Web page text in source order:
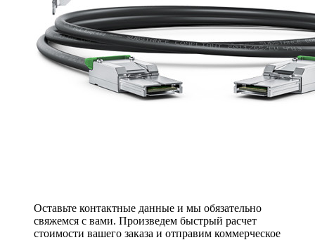
Оставьте контактные данные и мы обязательно
свяжемся с вами. Произведем быстрый расчет
стоимости вашего заказа и отправим коммерческое